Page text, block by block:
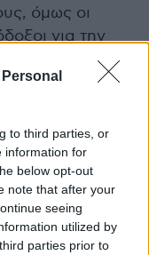
to third parties, or
information for
below opt-out
note that after your
seeing
utilized by
parties prior to
όμως οι
για την
εφαρμογή στην
και
έργο».
είπε ότι «θα
τη
ώστε η